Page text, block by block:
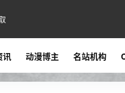
讯 动漫博主 名站机构